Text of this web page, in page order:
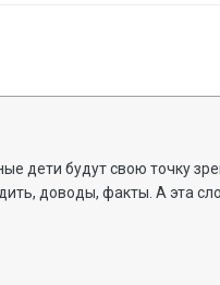
дети будут свою точку
доводы, факты. А эта